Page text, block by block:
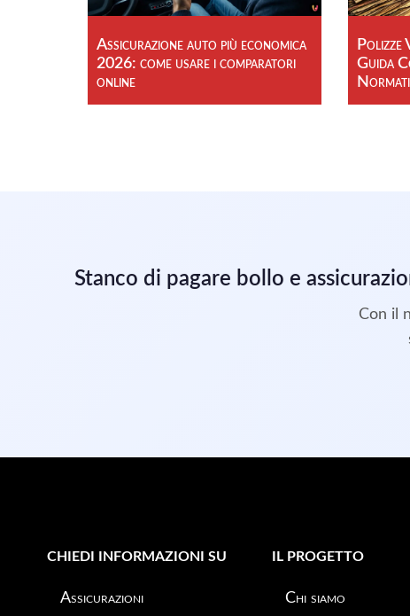
Assicurazione auto più economica
2026: come usare i comparatori
online
Polizze
Guida
Stanco di pagare bollo e
Con il
CHIEDI INFORMAZIONI SU
Assicurazioni
IL PROGETTO
Chi siamo